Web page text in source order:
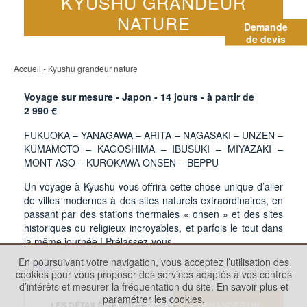
Demande
de devis
NATURE
Accueil - Kyushu grandeur nature
Voyage sur mesure - Japon - 14 jours - à partir de
2 990 €
FUKUOKA – YANAGAWA – ARITA – NAGASAKI – UNZEN –
KUMAMOTO – KAGOSHIMA – IBUSUKI – MIYAZAKI –
MONT ASO – KUROKAWA ONSEN – BEPPU
Un voyage à Kyushu vous offrira cette chose unique d’aller
de villes modernes à des sites naturels extraordinaires, en
passant par des stations thermales « onsen » et des sites
historiques ou religieux incroyables, et parfois le tout dans
la même journée ! Prélassez-vous
...Plus
En poursuivant votre navigation, vous acceptez l’utilisation des
cookies pour vous proposer des services adaptés à vos centres
d’intérêts et mesurer la fréquentation du site. En savoir plus et
paramétrer les cookies.